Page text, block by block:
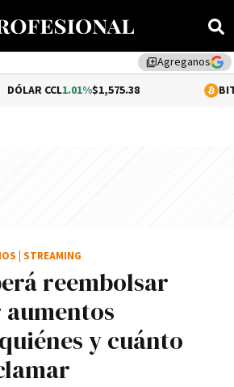
library_addAgreganos
1.01%$1,575.38 BITCOIN
reembolsar
y cuánto
STREAMING